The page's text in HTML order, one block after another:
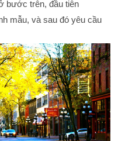
bước trên, đầu tiên
mẫu, và sau đó yêu cầu